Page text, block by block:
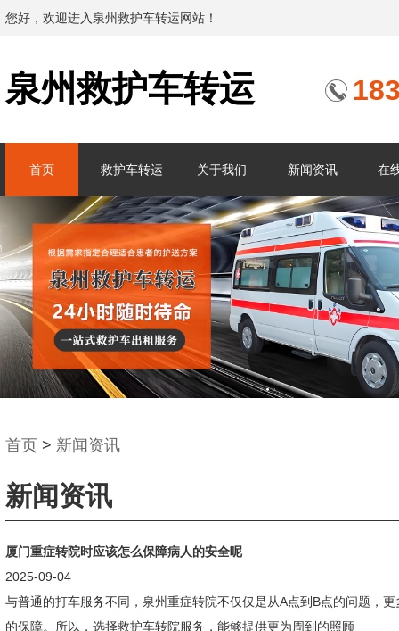
您好，欢迎进入泉州救护车转运网站！
泉州救护车转运
首页 救护车转运 关于我们 新闻资讯 在
首页 > 新闻资讯
新闻资讯
厦门重症转院时应该怎么保障病人的安全呢
2025-09-04
与普通的打车服务不同，泉州重症转院不仅仅是从A点到B点的问题，
的保障。所以，选择救护车转院服务，能够提供更为周到的照顾